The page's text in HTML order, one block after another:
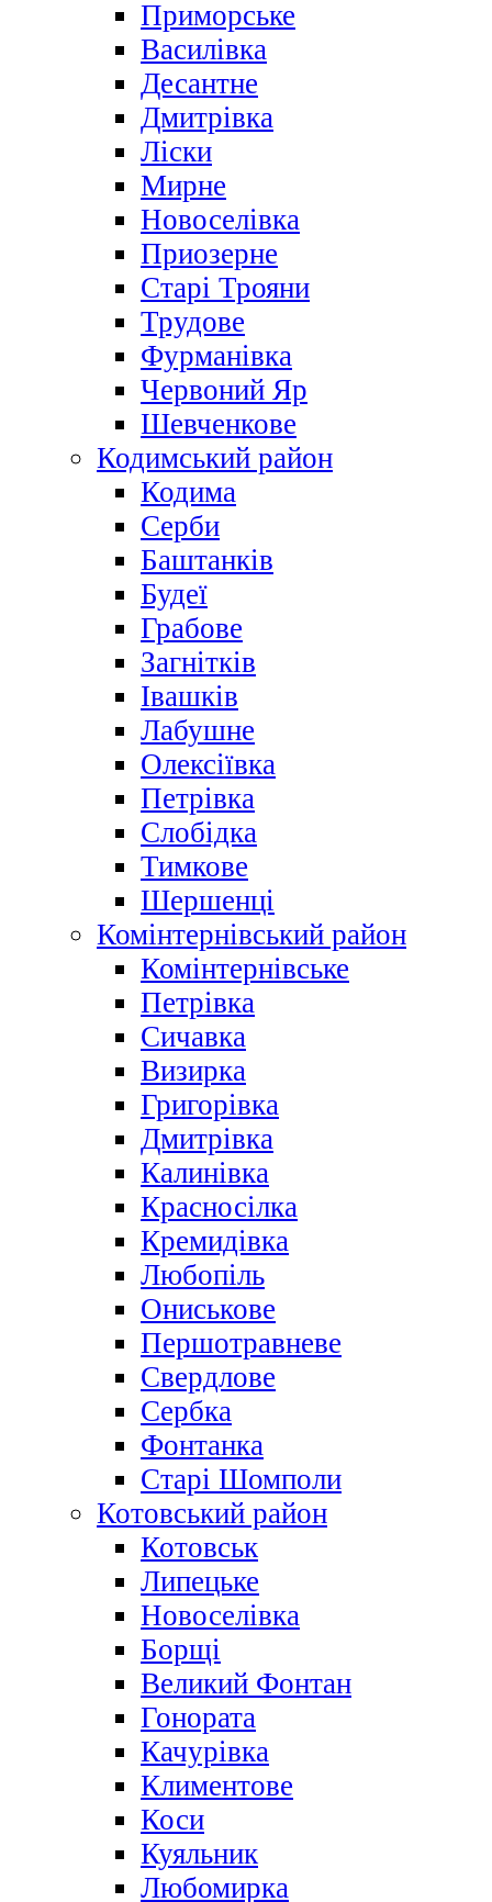
Приморське
Василівка
Десантне
Дмитрівка
Ліски
Мирне
Новоселівка
Приозерне
Старі Трояни
Трудове
Фурманівка
Червоний Яр
Шевченкове
Кодимський район
Кодима
Серби
Баштанків
Будеї
Грабове
Загнітків
Івашків
Лабушне
Олексіївка
Петрівка
Слобідка
Тимкове
Шершенці
Комінтернівський район
Комінтернівське
Петрівка
Сичавка
Визирка
Григорівка
Дмитрівка
Калинівка
Красносілка
Кремидівка
Любопіль
Ониськове
Першотравневе
Свердлове
Сербка
Фонтанка
Старі Шомполи
Котовський район
Котовськ
Липецьке
Новоселівка
Борщі
Великий Фонтан
Гонората
Качурівка
Климентове
Коси
Куяльник
Любомирка